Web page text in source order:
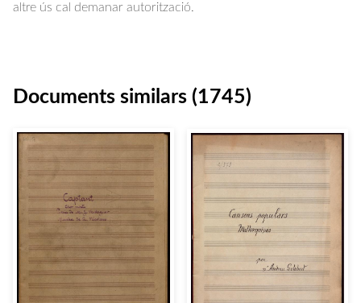
altre ús cal demanar autorització.
Documents similars (1745)